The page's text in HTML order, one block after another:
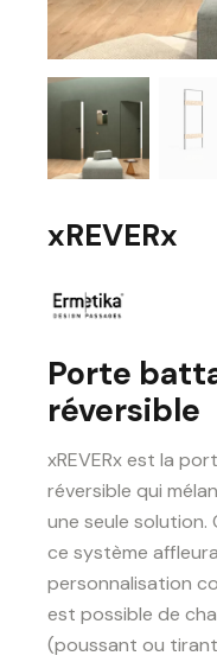
xREVERx
Porte
réversible
xREVERx est la
réversible qui
une seule
ce système
personnalisation
est possible de
(poussant ou